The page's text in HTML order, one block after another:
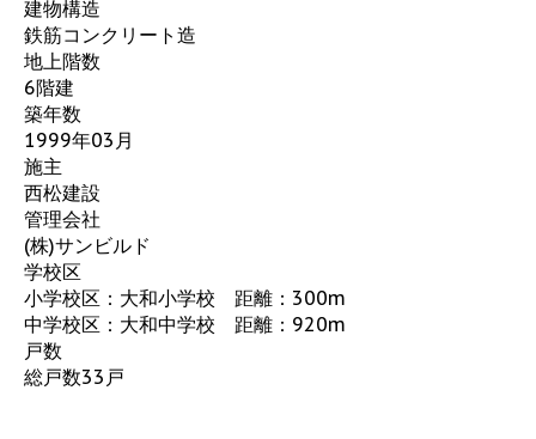
建物構造
鉄筋コンクリート造
地上階数
6階建
築年数
1999年03月
施主
西松建設
管理会社
(株)サンビルド
学校区
小学校区：大和小学校 距離：300m
中学校区：大和中学校 距離：920m
戸数
総戸数33戸